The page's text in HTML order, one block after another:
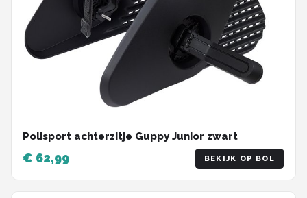
Polisport achterzitje Guppy Junior zwart
€ 62,99 BEKIJK OP BOL